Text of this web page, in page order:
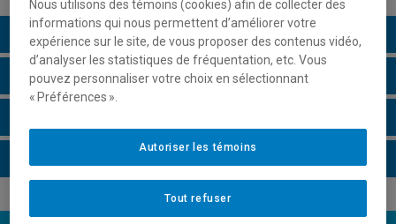
Description du cours
Horaire - Été 2026
Nous utilisons des témoins (cookies) afin de collecter des
informations qui nous permettent d’améliorer votre
expérience sur le site, de vous proposer des contenus vidéo,
d’analyser les statistiques de fréquentation, etc. Vous
pouvez personnaliser votre choix en sélectionnant
« Préférences ».
Tout refuser
Autoriser les témoins